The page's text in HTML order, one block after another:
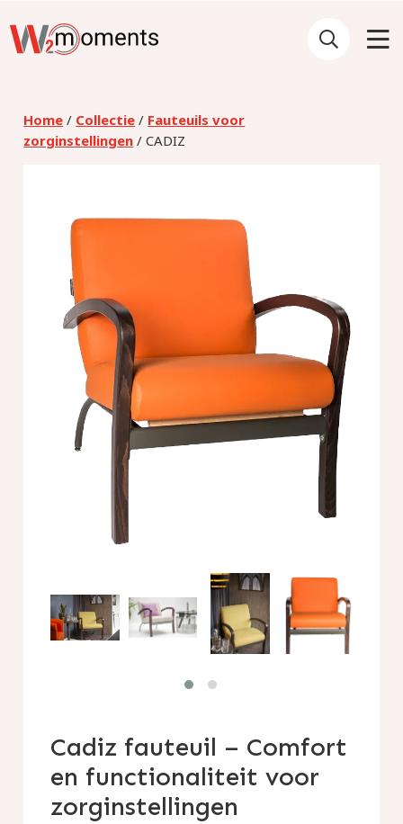
Home / Collectie / Fauteuils voor
zorginstellingen / CADIZ
Cadiz fauteuil – Comfort
en functionaliteit voor
zorginstellingen